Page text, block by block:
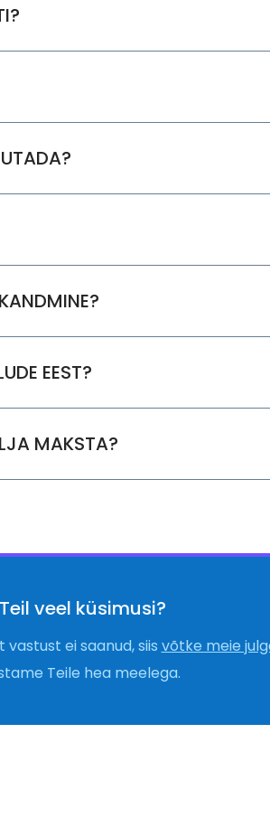
EEST?
MAKSTA?
veel küsimusi?
vastust ei saanud, siis võtke meie
Teile hea meelega.